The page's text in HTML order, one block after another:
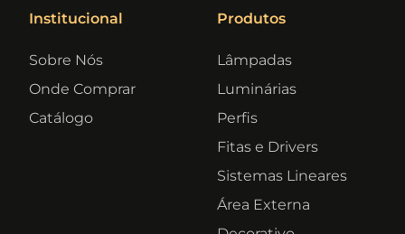
Institucional
Sobre Nós
Onde Comprar
Catálogo
Produtos
Lâmpadas
Luminárias
Perfis
Fitas e Drivers
Sistemas Lineares
Área Externa